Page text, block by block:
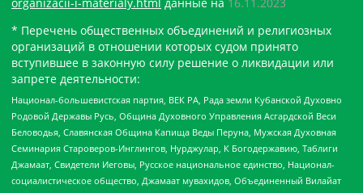
* Перечень общественных объединений и религиозных
организаций в отношении которых судом принято
вступившее в законную силу решение о ликвидации или
запрете деятельности:
Национал-большевистская партия, ВЕК РА, Рада земли Кубанской Духовно
Родовой Державы Русь, Община Духовного Управления Асгардской Веси
Беловодья, Славянская Община Капища Веды Перуна, Мужская Духовная
Семинария Староверов-Инглингов, Нурджулар, К Богодержавию, Таблиги
Джамаат, Свидетели Иеговы, Русское национальное единство, Национал-
социалистическое общество, Джамаат мувахидов, Объединенный Вилайат